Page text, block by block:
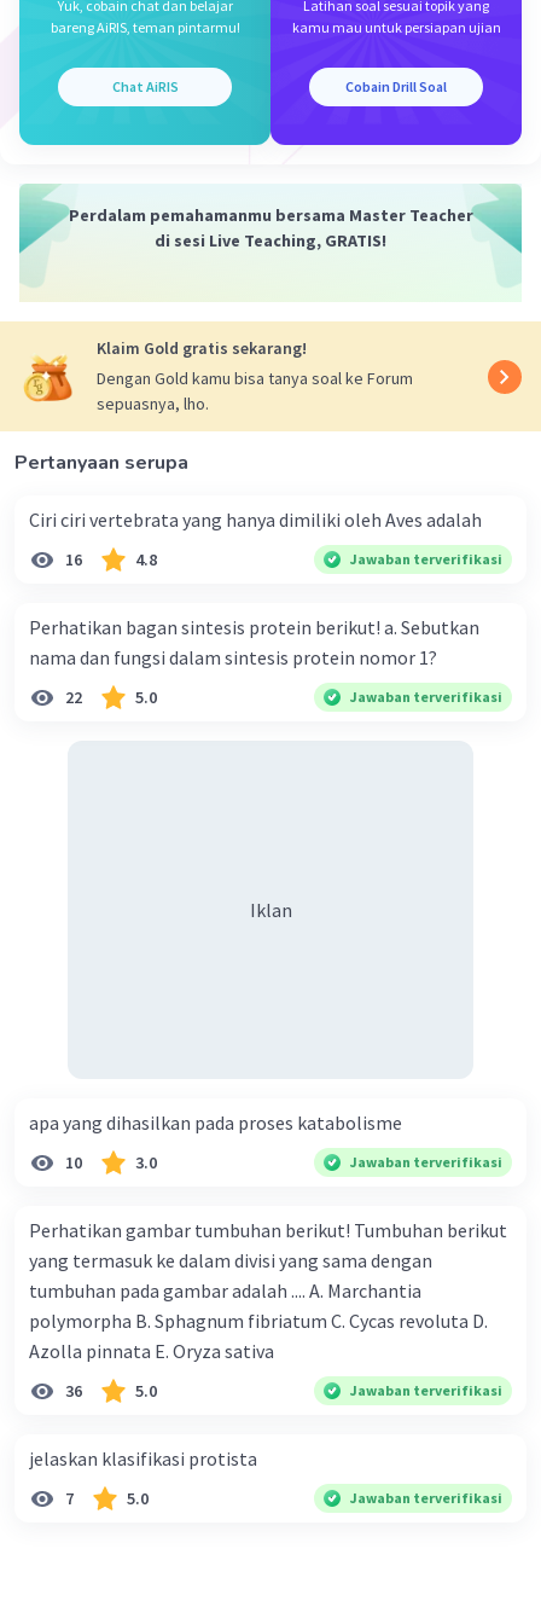
Yuk, cobain chat dan belajar
bareng AiRIS, teman pintarmu!
Chat AiRIS
Latihan soal sesuai topik yang
kamu mau untuk persiapan ujian
Cobain Drill Soal
Perdalam pemahamanmu bersama Master Teacher
di sesi Live Teaching, GRATIS!
Klaim Gold gratis sekarang!
Dengan Gold kamu bisa tanya soal ke Forum
sepuasnya, lho.
Pertanyaan serupa
Ciri ciri vertebrata yang hanya dimiliki oleh Aves adalah
16 4.8 Jawaban terverifikasi
Perhatikan bagan sintesis protein berikut! a. Sebutkan
nama dan fungsi dalam sintesis protein nomor 1?
22 5.0 Jawaban terverifikasi
Iklan
apa yang dihasilkan pada proses katabolisme
10 3.0 Jawaban terverifikasi
Perhatikan gambar tumbuhan berikut! Tumbuhan berikut
yang termasuk ke dalam divisi yang sama dengan
tumbuhan pada gambar adalah .... A. Marchantia
polymorpha B. Sphagnum fibriatum C. Cycas revoluta D.
Azolla pinnata E. Oryza sativa
36 5.0 Jawaban terverifikasi
jelaskan klasifikasi protista
7 5.0 Jawaban terverifikasi